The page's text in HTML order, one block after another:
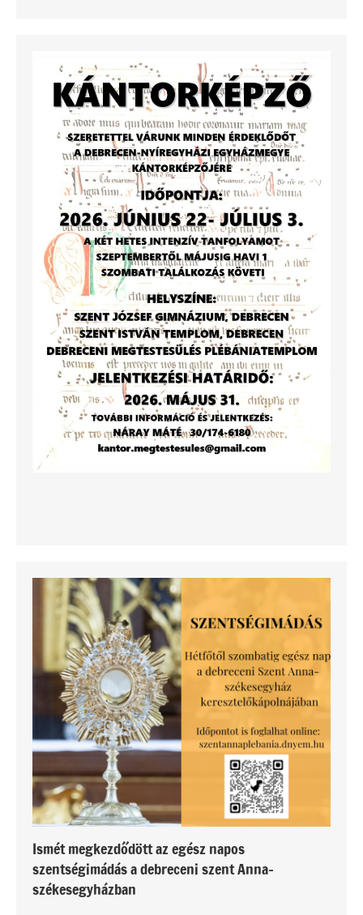
Ismét megkezdődött az egész napos
szentségimádás a debreceni szent Anna-
székesegyházban